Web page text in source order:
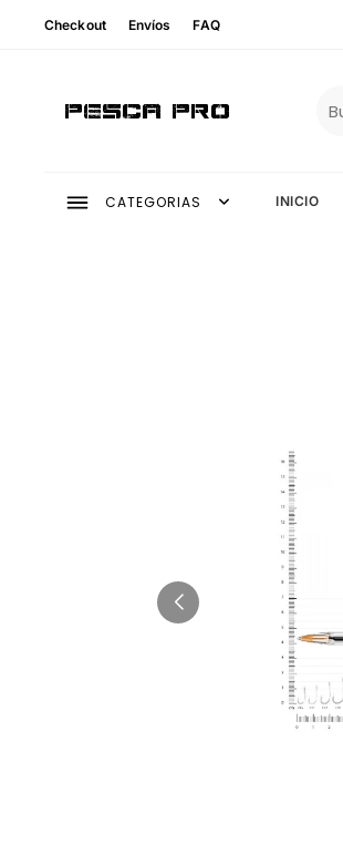
Checkout Envíos FAQ
Pesca Pro
CATEGORIAS INICIO